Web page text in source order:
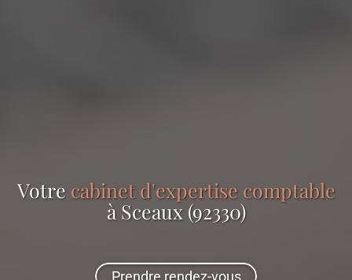
Votre cabinet d'expertise comptable
à Sceaux (92330)
Prendre rendez-vous